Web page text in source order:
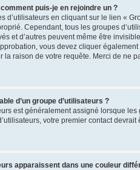
puis-je en rejoindre un ?
d’utilisateurs en cliquant sur le lien «
Cependant, tous les groupes
et d’autres peuvent même être
vous devez cliquer
la raison de votre requête. Merci de ne
d’un groupe d’utilisateurs ?
est généralement assigné lorsque
votre premier contact
apparaissent dans une couleur